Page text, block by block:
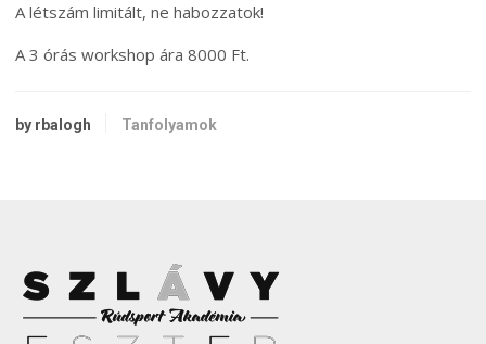
A létszám limitált, ne habozzatok!
A 3 órás workshop ára 8000 Ft.
by rbalogh Tanfolyamok